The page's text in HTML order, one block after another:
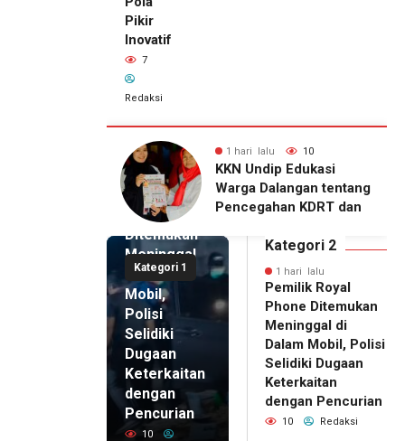
Pikir
Inovatif
7
Redaksi
1 hari lalu 7
KKN Undip Bekali
Pengelola BUMDes
Dalangan dengan Pola
Kategori 1
1 hari lalu
Pemilik
Royal
Phone
Ditemukan
Meninggal
di Dalam
Mobil,
Polisi
Selidiki
Dugaan
Keterkaitan
dengan
Pencurian
10
Kategori 2
1 hari lalu
Pemilik Royal
Phone Ditemukan
Meninggal di
Dalam Mobil, Polisi
Selidiki Dugaan
Keterkaitan
dengan Pencurian
10 Redaksi